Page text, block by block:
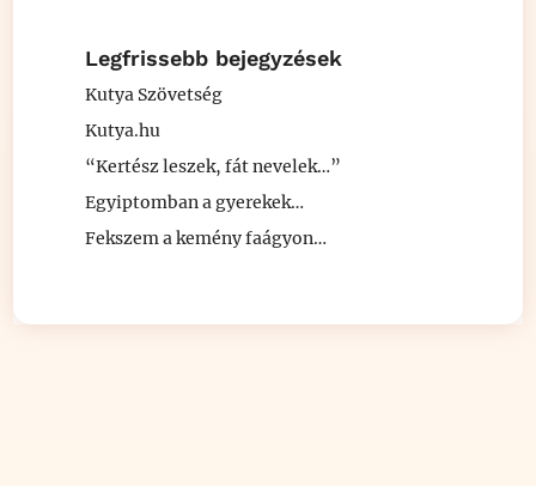
Legfrissebb bejegyzések
Kutya Szövetség
Kutya.hu
“Kertész leszek, fát nevelek…”
Egyiptomban a gyerekek…
Fekszem a kemény faágyon…